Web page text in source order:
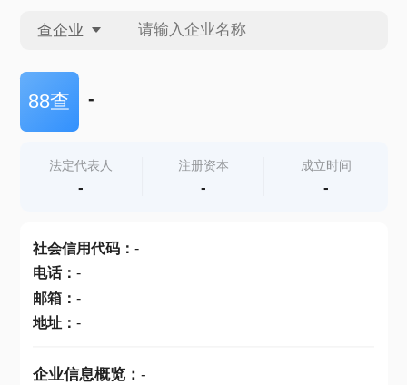
查企业
查企业
查产地
88查 -
法定代表人
-
注册资本
-
成立时间
-
社会信用代码： -
电话： -
邮箱： -
地址： -
企业信息概览： -